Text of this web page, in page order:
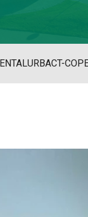
URBACT-